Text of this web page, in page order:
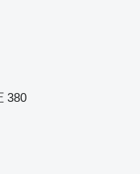
380